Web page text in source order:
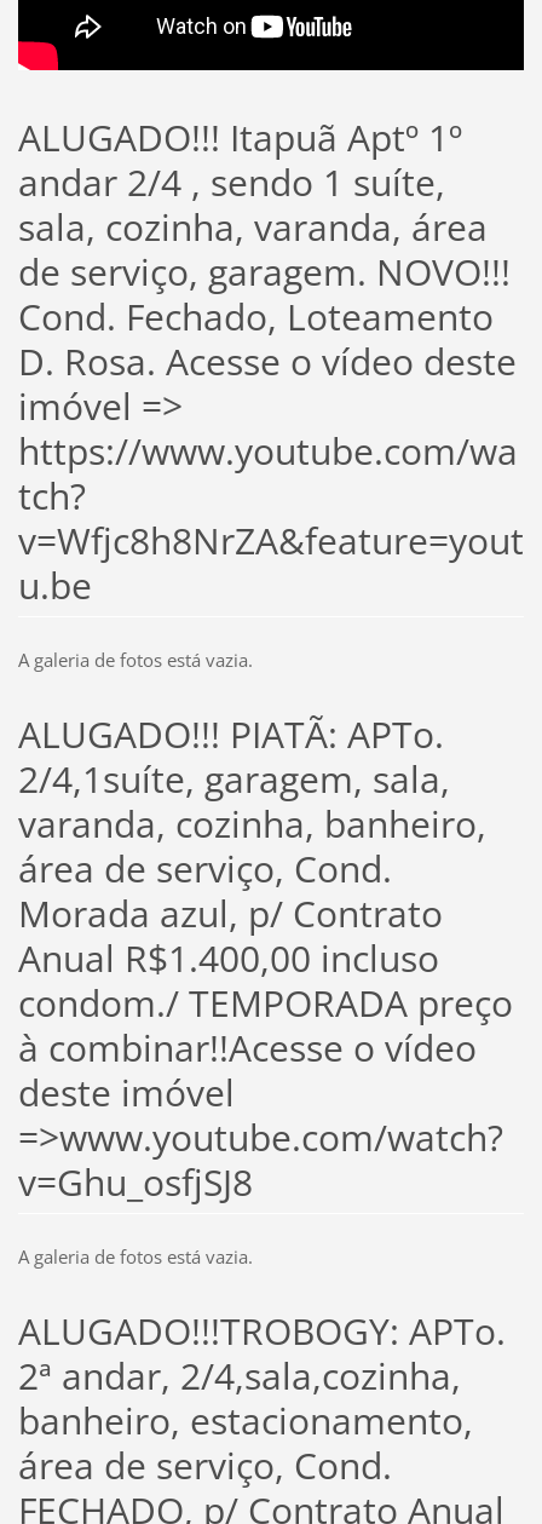
ALUGADO!!! Itapuã Aptº 1º
andar 2/4 , sendo 1 suíte,
sala, cozinha, varanda, área
de serviço, garagem. NOVO!!!
Cond. Fechado, Loteamento
D. Rosa. Acesse o vídeo deste
imóvel =>
https://www.youtube.com/wa
tch?
v=Wfjc8h8NrZA&feature=yout
u.be
A galeria de fotos está vazia.
ALUGADO!!! PIATÃ: APTo.
2/4,1suíte, garagem, sala,
varanda, cozinha, banheiro,
área de serviço, Cond.
Morada azul, p/ Contrato
Anual R$1.400,00 incluso
condom./ TEMPORADA preço
à combinar!!Acesse o vídeo
deste imóvel
=>www.youtube.com/watch?
v=Ghu_osfjSJ8
A galeria de fotos está vazia.
ALUGADO!!!TROBOGY: APTo.
2ª andar, 2/4,sala,cozinha,
banheiro, estacionamento,
área de serviço, Cond.
FECHADO, p/ Contrato Anual